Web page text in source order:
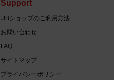
Support
JIBショップのご利用方法
お問い合わせ
FAQ
サイトマップ
プライバシーポリシー